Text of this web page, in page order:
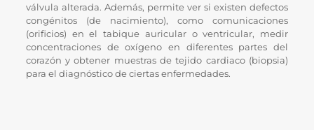
válvula alterada. Además, permite ver si existen defectos
congénitos (de nacimiento), como comunicaciones
(orificios) en el tabique auricular o ventricular, medir
concentraciones de oxígeno en diferentes partes del
corazón y obtener muestras de tejido cardiaco (biopsia)
para el diagnóstico de ciertas enfermedades.